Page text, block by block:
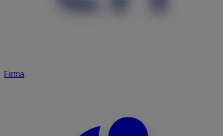
Firma